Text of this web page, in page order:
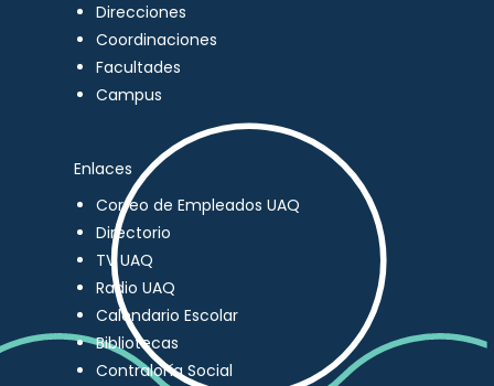
Direcciones
Coordinaciones
Facultades
Campus
Enlaces
Correo de Empleados UAQ
Directorio
TV UAQ
Radio UAQ
Calendario Escolar
Bibliotecas
Contraloría Social